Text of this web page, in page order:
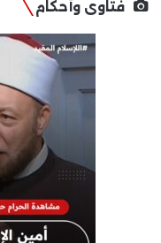
فتاوى وأحكام